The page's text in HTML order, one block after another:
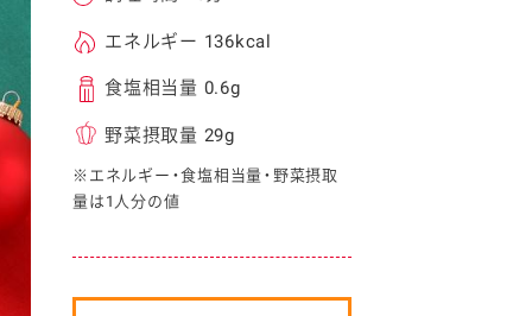
イベント協賛
エネルギー 136kcal
食塩相当量 0.6g
野菜摂取量 29g
※エネルギー・食塩相当量・野菜摂取
量は1人分の値